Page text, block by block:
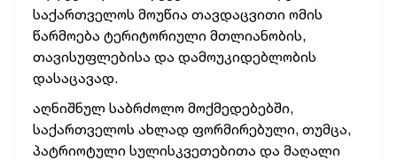
საქართველოს მოუწია თავდაცვითი ომის
წარმოება ტერიტორიული მთლიანობის,
თავისუფლებისა და დამოუკიდებლობის
დასაცავად.
აღნიშნულ საბრძოლო მოქმედებებში,
საქართველოს ახლად ფორმირებული, თუმცა,
პატრიოტული სულისკვეთებითა და მაღალი